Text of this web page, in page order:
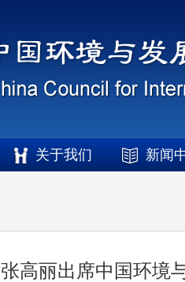
关于我们 新闻
张高丽出席中国环境